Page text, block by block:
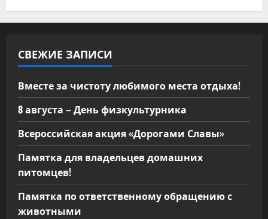
СВЕЖИЕ ЗАПИСИ
Вместе за чистоту любимого места отдыха!
8 августа – День физкультурника
Всероссийская акция «Дорогами Славы»
Памятка для владельцев домашних
питомцев!
Памятка по ответственному обращению с
животными